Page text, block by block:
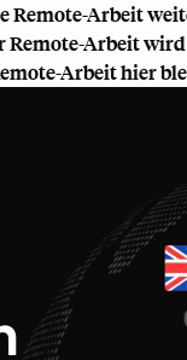
Remote-Arbeit
Remote-Arbeit
Arbeit hier